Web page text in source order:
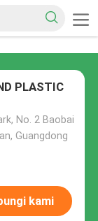
PLASTIC
No. 2 Baobai
Guangdong
kami